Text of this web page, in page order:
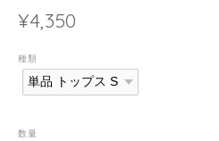
¥4,350
種類
数量